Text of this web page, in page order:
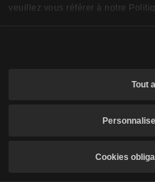
veuillez vous référer à notre
Tout
Cookies
les questions relatives à la protection des
https://verasafe.com/public-resources/
VeraSafe Czech Republic s.r.o
VeraSafe